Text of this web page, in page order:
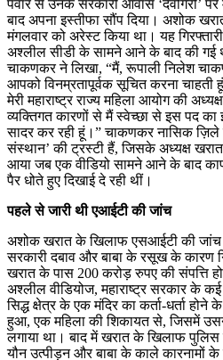
पवार से उनके सरकारी आवास ‘देवगिरी’
बाद अपना इस्तीफा सौंप दिया। अशोक
मंगलवार को अरेस्ट किया था। यह
अश्लील सीडी के सामने आने के बाद की गई
चाकणकर ने लिखा, “मैं, रूपाली निलेश
आपको विनम्रतापूर्वक सूचित करना चाहती
मेरी महाराष्ट्र राज्य महिला आयोग की
व्यक्तिगत कारणों से मैं स्वेच्छा से इस पद का
सादर कर रही हूं।” चाकणकर नासिक ज़िले
संस्थान’ की ट्रस्टी हैं, जिसके अध्यक्ष
आया जब एक वीडियो सामने आने के बाद
पैर धोते हुए दिखाई दे रही थीं।
पहले से जारी थी एआईटी की जांच
अशोक खरात के खिलाफ एसआईटी की जांच
सरकारी दबाव और बाबा के रसूख के कारण
खरात के पास 200 करोड़ रुपए की संपत्ति
अश्लील वीडियोज, महाराष्ट्र सरकार के
सिद्ध क्षेत्र के एक मंदिर का कर्ता-धर्ता
हुआ, एक महिला की शिकायत से, जिसमें
लगाया था। बाद में खरात के खिलाफ
यौन उत्पीड़न और बाबा के काले कारनामों